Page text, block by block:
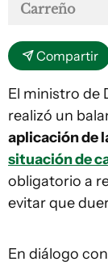
Carreño
Compartir
El ministro de
realizó un
aplicación de
situación de
obligatorio a
evitar que
En diálogo con